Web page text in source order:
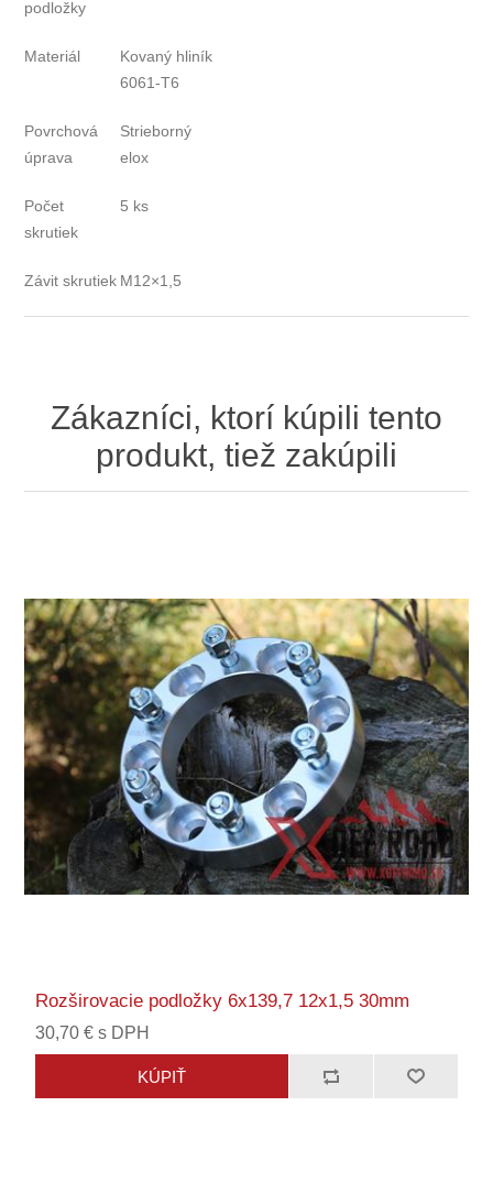
podložky
Materiál
Kovaný hliník
6061‑T6
Povrchová
úprava
Strieborný
elox
Počet
skrutiek
5 ks
Závit skrutiek M12×1,5
Zákazníci, ktorí kúpili tento
produkt, tiež zakúpili
Rozširovacie podložky 6x139,7 12x1,5 30mm
30,70 € s DPH